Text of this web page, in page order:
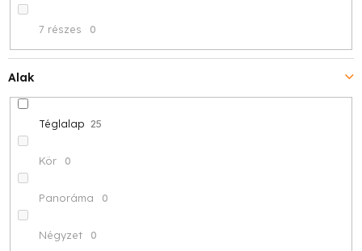
7 részes 0
Alak
Téglalap 25
Kör 0
Panoráma 0
Négyzet 0